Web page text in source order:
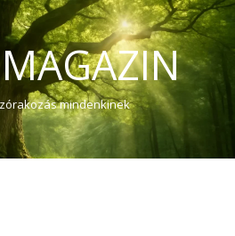
mindenkinek